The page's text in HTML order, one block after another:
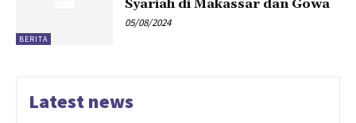
BERITA
Syariah di Makassar dan Gowa
05/08/2024
Latest news